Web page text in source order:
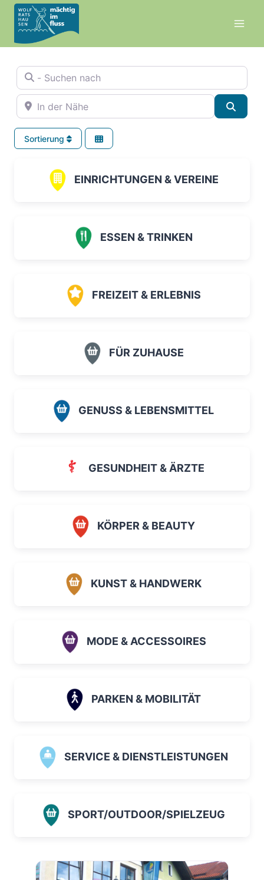
Zum
Inhalt
springen
- Suchen nach
In der Nähe
Sortierung
EINRICHTUNGEN & VEREINE
ESSEN & TRINKEN
FREIZEIT & ERLEBNIS
FÜR ZUHAUSE
GENUSS & LEBENSMITTEL
GESUNDHEIT & ÄRZTE
KÖRPER & BEAUTY
KUNST & HANDWERK
MODE & ACCESSOIRES
PARKEN & MOBILITÄT
SERVICE & DIENSTLEISTUNGEN
SPORT/OUTDOOR/SPIELZEUG